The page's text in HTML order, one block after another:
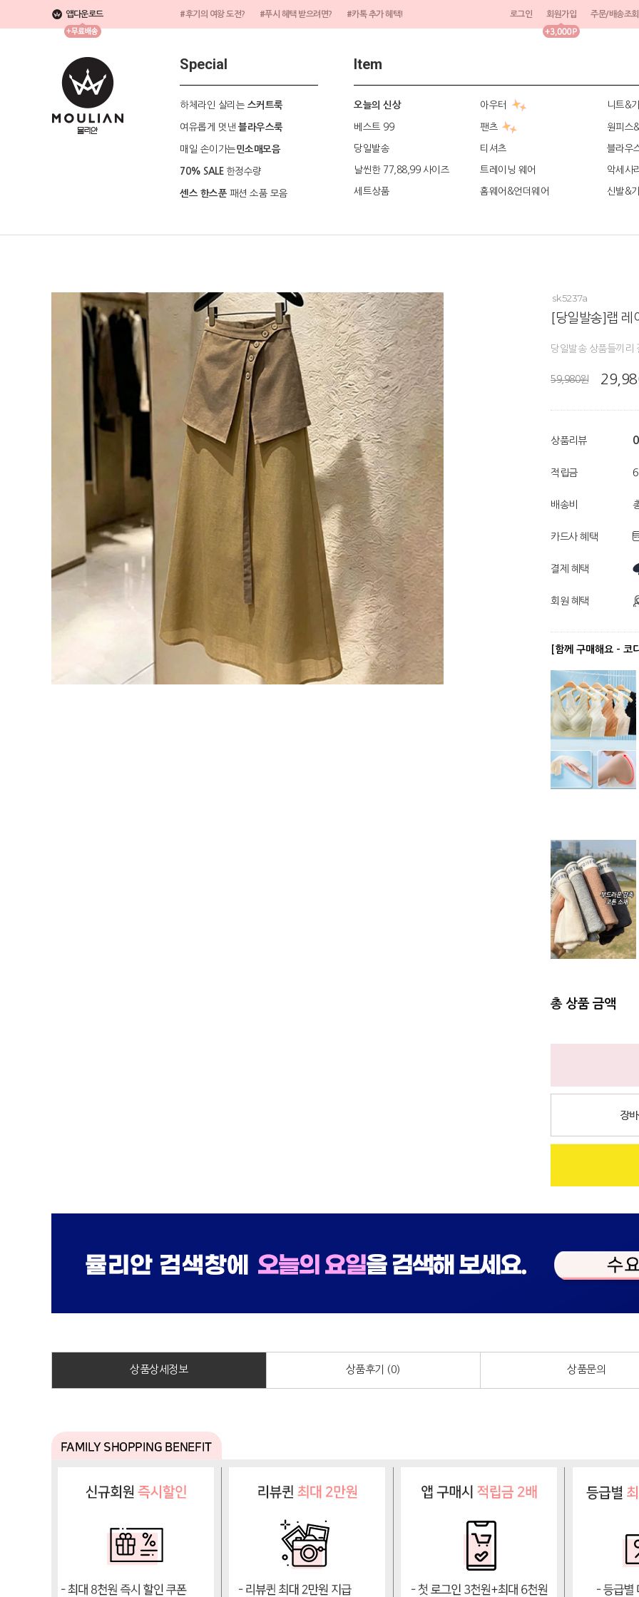
앱다운로드 #후기의 여왕 도전? #푸시 혜택 받으려면? #카톡 추가 혜택! 로그인 회원가입 주문/배송조회
Special
하체라인 살리는 스커트룩
여유롭게 멋낸 블라우스룩
매일 손이가는민소매모음
70% SALE 한정수량
센스 한스푼패션 소품 모음
Item
오늘의 신상 아우터 니트&
베스트 99 팬츠 원피스
당일발송 티셔츠 블라우
날씬한 77,88,99 사이즈 트레이닝 웨어 악세사
세트상품 홈웨어&언더웨어 신발&
sk5237a
[당일발송]랩 레
당일발송 상품들끼리
59,980원
상품리뷰 0
적립금
배송비
카드사 혜택
결제 혜택
회원 혜택
[함께 구매해요 - 코
총 상품 금액
상품상세정보 상품후기 (0) 상품문의